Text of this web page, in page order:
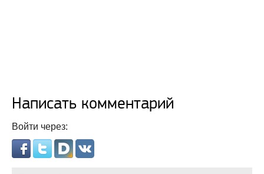
Написать комментарий
Войти через: